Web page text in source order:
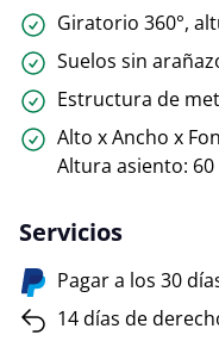
Giratorio 360°,
Suelos sin
Estructura de
Alto x Ancho x
Altura asiento: 60
Servicios
Pagar a los 30
14 días de